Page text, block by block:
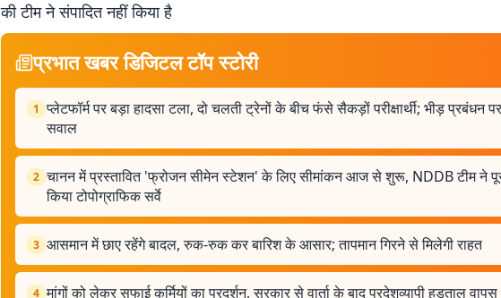
की टीम ने संपादित नहीं किया है
प्रभात खबर डिजिटल टॉप स्टोरी
1 प्लेटफॉर्म पर बड़ा हादसा टला, दो चलती ट्रेनों के बीच फंसे सैकड़ों परीक्षार्थी; भीड़ प्रबंधन
सवाल
2 चानन में प्रस्तावित 'फ्रोजन सीमेन स्टेशन' के लिए सीमांकन आज से शुरू, NDDB टीम ने
किया टोपोग्राफिक सर्वे
3 आसमान में छाए रहेंगे बादल, रुक-रुक कर बारिश के आसार; तापमान गिरने से मिलेगी राहत
4 मांगों को लेकर सफाई कर्मियों का प्रदर्शन, सरकार से वार्ता के बाद प्रदेशव्यापी हड़ताल वापस